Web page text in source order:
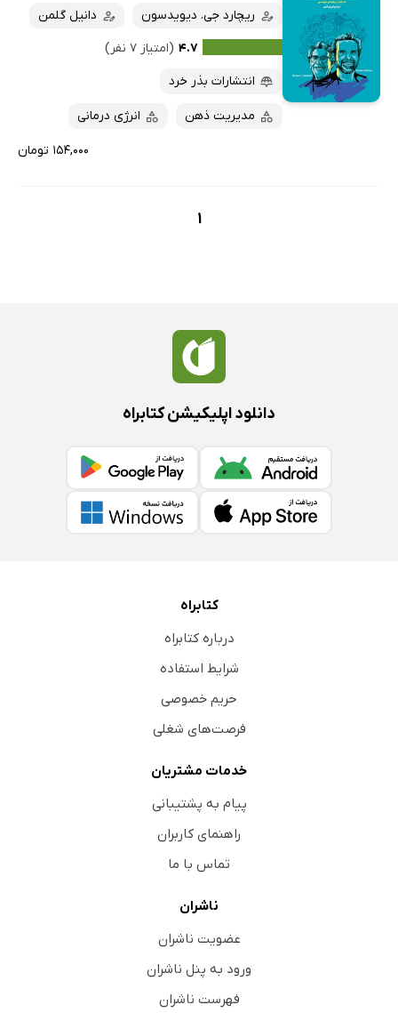
داغ‌ترین‌ها
پرفروش‌ها
پربحث‌ها
ارزان ترین‌ها
کتاب‌های صوتی
کتاب‌های متنی
ریچارد جی. دیویدسون
دانیل گلمن
۴.۷ (امتیاز ۷ نفر)
انتشارات بذر خرد
مدیریت ذهن انرژی درمانی
۱۵۴,۰۰۰ تومان
1
دانلود اپلیکیشن کتابراه
کتابراه
درباره کتابراه
شرایط استفاده
حریم خصوصی
فرصت‌های شغلی
خدمات مشتریان
پیام به پشتیبانی
راهنمای کاربران
تماس با ما
ناشران
عضویت ناشران
ورود به پنل ناشران
فهرست ناشران